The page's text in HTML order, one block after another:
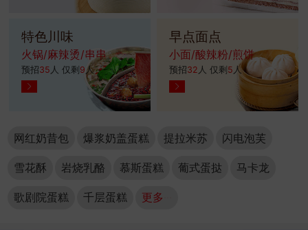
特色川味
火锅/麻辣烫/串串
预招35 人 仅剩 9 人
早点面点
小面/酸辣粉/煎饼
预招32 人 仅剩 5 人
网红奶昔包 爆浆奶盖蛋糕 提拉米苏 闪电泡芙
雪花酥 岩烧乳酪 慕斯蛋糕 葡式蛋挞 马卡龙
歌剧院蛋糕 千层蛋糕 更多···